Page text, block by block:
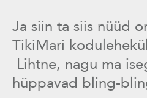
Ja siin ta siis nüüd
TikiMari
Lihtne, nagu ma
hüppavad bling-